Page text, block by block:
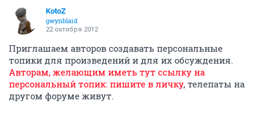
KotoZ
gwynblaid
22 октября 2012
Приглашаем авторов создавать персональные
топики для произведений и для их обсуждения.
Авторам, желающим иметь тут ссылку на
персональный топик: пишите в личку, телепаты на
другом форуме живут.